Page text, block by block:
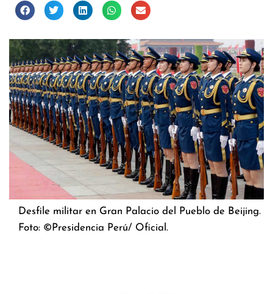
Desfile militar en Gran Palacio del Pueblo de Beijing.
Foto: ©Presidencia Perú/ Oficial.